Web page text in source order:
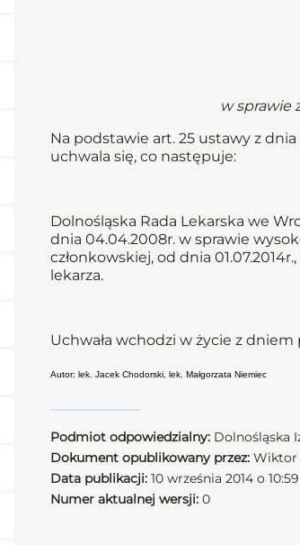
w sprawie
Na podstawie art. 25 ustawy z
uchwala się, co następuje:
Dolnośląska Rada Lekarska we
dnia 04.04.2008r. w sprawie
członkowskiej, od dnia
lekarza.
Uchwała wchodzi w życie z dniem
Autor: lek. Jacek Chodorski, lek. Małgorzata Niemiec
Podmiot odpowiedzialny: Dolnośląska
Dokument opublikowany przez: Wiktor
Data publikacji: 10 września 2014 o 10:59
Numer aktualnej wersji: 0